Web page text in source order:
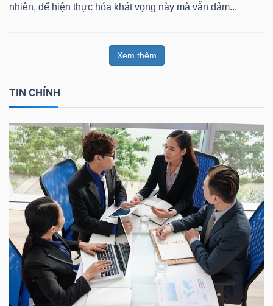
nhiên, để hiện thực hóa khát vọng này mà vẫn đảm...
Xem thêm
TIN CHÍNH